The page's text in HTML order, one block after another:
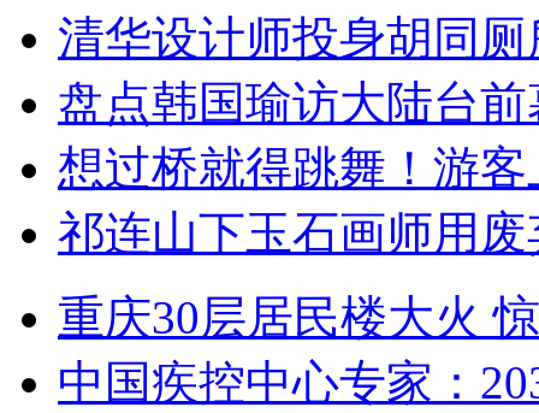
清华设计师投身胡同
盘点韩国瑜访大陆台
想过桥就得跳舞！游客
祁连山下玉石画师用
重庆30层居民楼大火
中国疾控中心专家：